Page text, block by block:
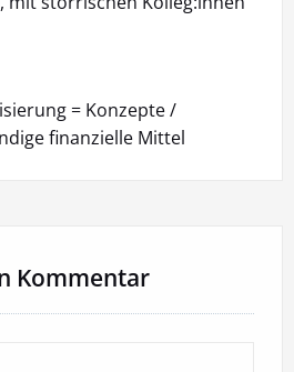
= Konzepte /
finanzielle Mittel
Kommentar